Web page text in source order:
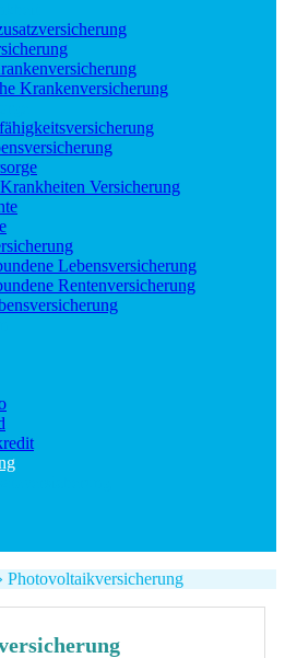
Krankenversicherung
Versicherung
Lebensversicherung
Rentenversicherung
Photovoltaikversicherung